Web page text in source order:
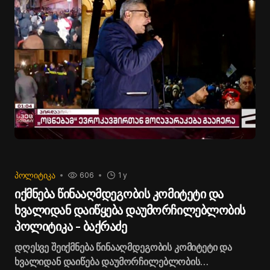
შეუჩერა საბიუჯეტო დახმარების დიდი ნაწილიც.
მიზეზი „აგენტების კანონი“ და როგორც
საქართველოს პარტნიორები ამბობენ, სხვა
არაევროპული კანონებია.
ᲞᲝᲚᲘᲢᲘᲙᲐ 1 y
606
იქმნება წინააღმდეგობის კომიტეტი და
ხვალიდან დაიწყება დაუმორჩილებლობის
პოლიტიკა - ბაქრაძე
დღესვე შეიქმნება წინააღმდეგობის კომიტეტი და
ხვალიდან დაიწება დაუმორჩილებლობის